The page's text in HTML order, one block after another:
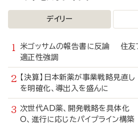
デイリー
米ゴッサムの報告書に反論 住友
適正性強調
【決算】日本新薬が事業戦略見
を明確化、導出入を盛んに
次世代AD薬、開発戦略を具体化
O、進行に応じたパイプライン構築